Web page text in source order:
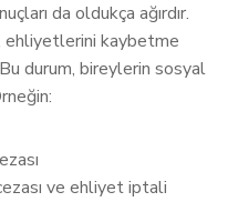
da oldukça ağırdır.
ehliyetlerini kaybetme
durum, bireylerin sosyal
ve ehliyet iptali